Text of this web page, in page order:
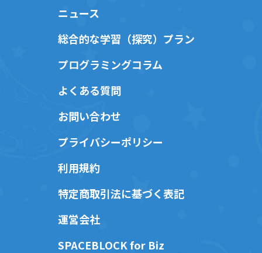
ニュース
総合的な学習（探究）プラン
プログラミングコラム
よくある質問
お問い合わせ
プライバシーポリシー
利用規約
特定商取引法に基づく表記
運営会社
SPACEBLOCK for Biz